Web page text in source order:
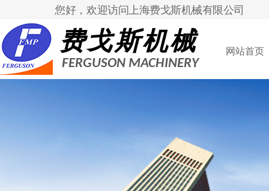
您好，欢迎访问上海费戈斯机械有限公司
网站首页
费戈斯机械
FERGUSON MACHINERY